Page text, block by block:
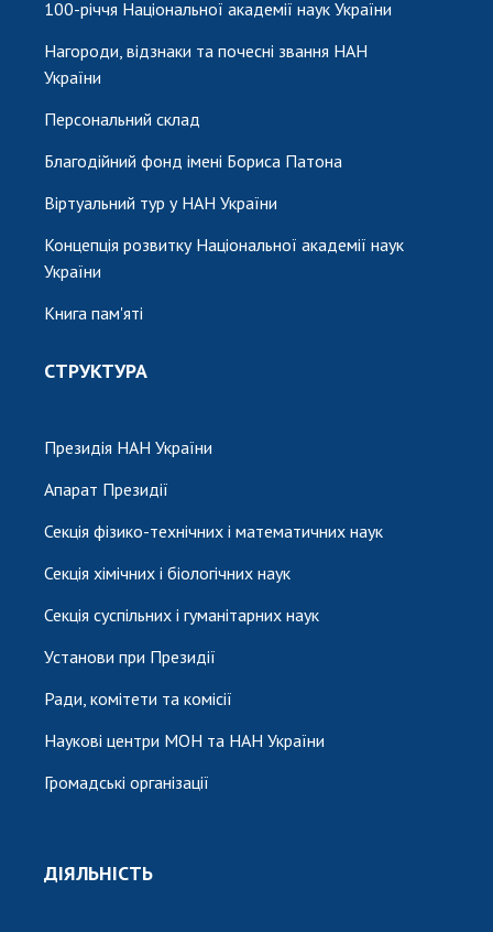
ЗАСІДАННЯ ПРЕЗИДІЇ НАН УКРАЇНИ
НАУКОВІ ВИДАННЯ
КОНТАКТИ
ПРОФСПІЛКА НАН УКРАЇНИ
КАБІНЕТ
100-річчя Національної академії наук України
Нагороди, відзнаки та почесні звання НАН
України
Персональний склад
Благодійний фонд імені Бориса Патона
Віртуальний тур у НАН України
Концепція розвитку Національної академії наук
України
Книга пам'яті
СТРУКТУРА
Президія НАН України
Апарат Президії
Секція фізико-технічних і математичних наук
Секція хімічних і біологічних наук
Секція суспільних і гуманітарних наук
Установи при Президії
Ради, комітети та комісії
Наукові центри МОН та НАН України
Громадські організації
ДІЯЛЬНІСТЬ